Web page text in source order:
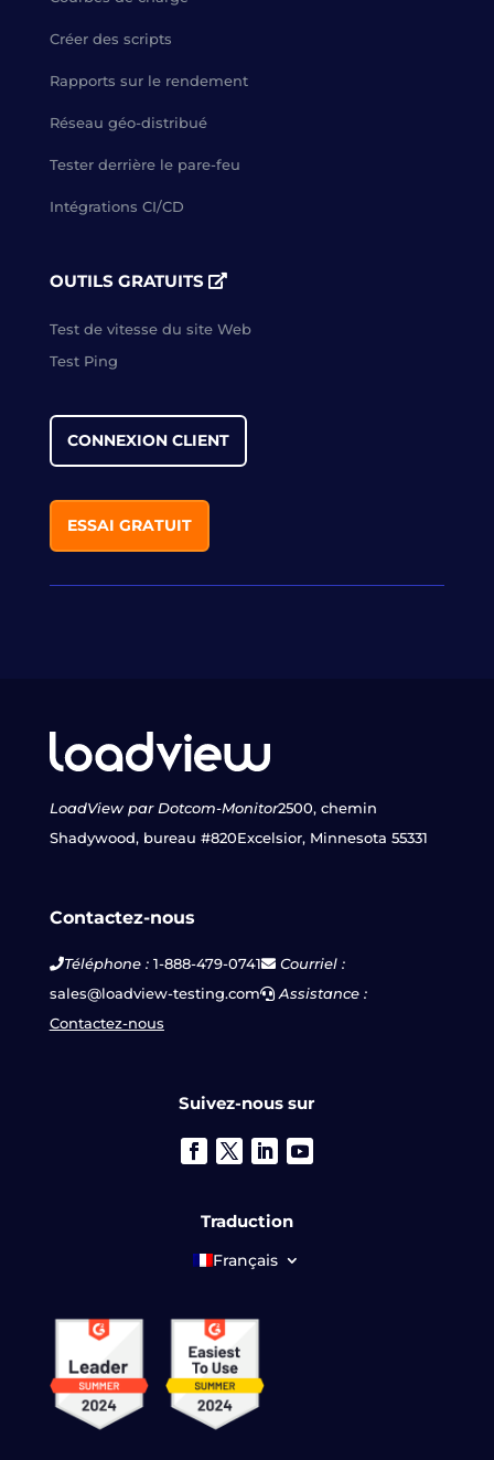
Créer des scripts
Rapports sur le rendement
Réseau géo-distribué
Tester derrière le pare-feu
Intégrations CI/CD
OUTILS GRATUITS
Test de vitesse du site Web
Test Ping
CONNEXION CLIENT
ESSAI GRATUIT
LoadView par Dotcom-Monitor2500, chemin
Shadywood, bureau #820Excelsior, Minnesota 55331
Contactez-nous
Téléphone :1-888-479-0741
Courriel :
sales@loadview-testing.com
Assistance :
Contactez-nous
Suivez-nous sur
Traduction
Français